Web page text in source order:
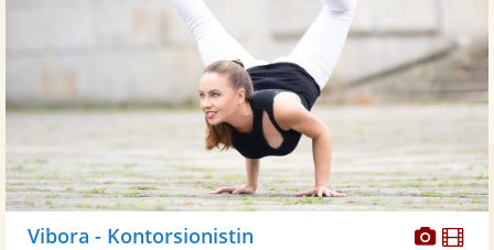
Vibora - Kontorsionistin